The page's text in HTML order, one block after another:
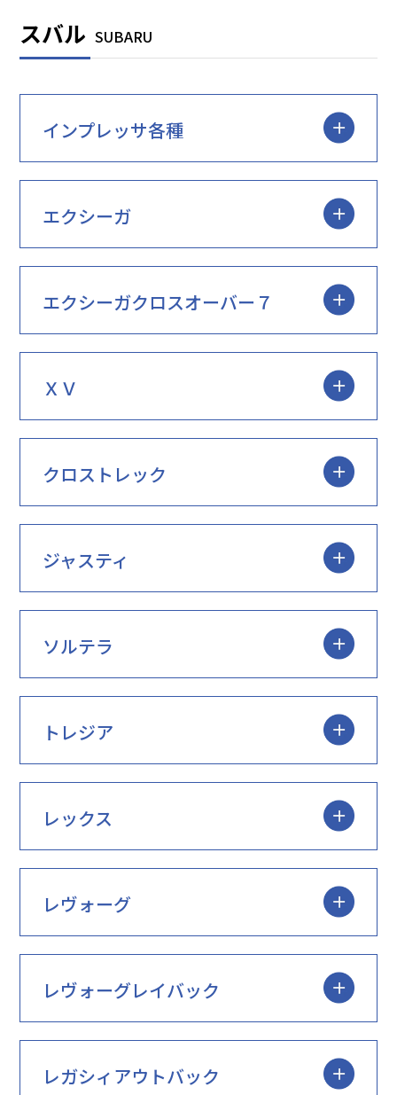
スバル SUBARU
インプレッサ各種
エクシーガ
エクシーガクロスオーバー７
ＸＶ
クロストレック
ジャスティ
ソルテラ
トレジア
レックス
レヴォーグ
レヴォーグレイバック
レガシィアウトバック